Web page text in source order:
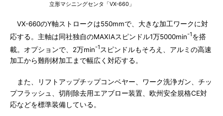
立形マシニングセンタ「VX-660」
VX-660のY軸ストロークは550mmで、大きな加工ワークに対
応する。主軸は同社独自のMAXIAスピンドル1万5000min-1を搭
載。オプションで、2万min-1 スピンドルもそろえ、アルミの高速
加工から難削材加工まで幅広く対応する。
また、リフトアップチップコンベヤー、ワーク洗浄ガン、チッ
プフラッシュ、切削除去用エアブロー装置、欧州安全規格CE対
応などを標準装備している。